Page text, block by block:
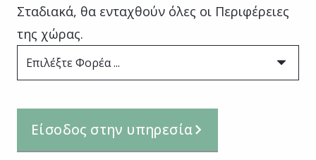
Σταδιακά, θα ενταχθούν όλες οι Περιφέρειες
της χώρας.
Επιλέξτε Φορέα ...
Είσοδος στην υπηρεσία